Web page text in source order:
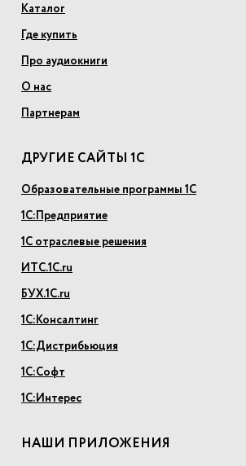
Каталог
Где купить
Про аудиокниги
О нас
Партнерам
ДРУГИЕ САЙТЫ 1С
Образовательные программы 1С
1С:Предприятие
1С отраслевые решения
ИТС.1С.ru
БУХ.1С.ru
1С:Консалтинг
1С:Дистрибьюция
1С:Софт
1С:Интерес
НАШИ ПРИЛОЖЕНИЯ